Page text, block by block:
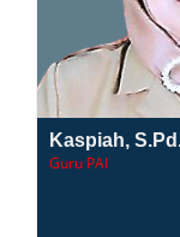
Kaspiah,
Guru PAI